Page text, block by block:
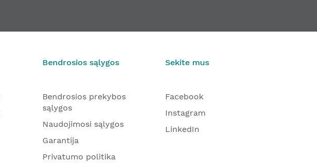
Bendrosios sąlygos
Bendrosios prekybos
sąlygos
Naudojimosi sąlygos
Garantija
Privatumo politika
Sekite mus
Facebook
Instagram
LinkedIn